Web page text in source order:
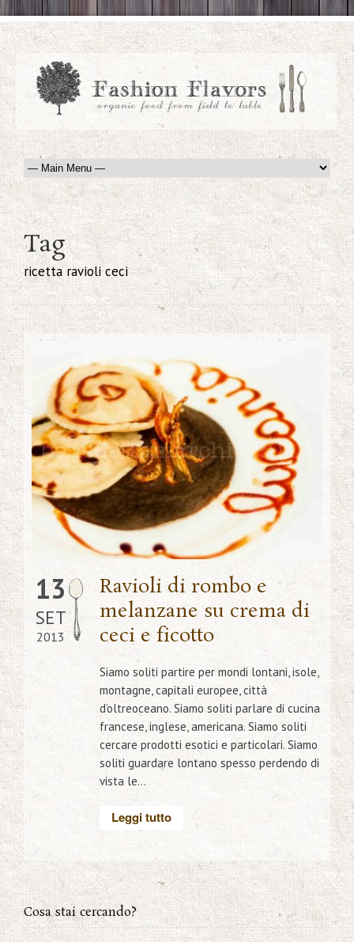
Tag
ricetta ravioli ceci
13
SET
2013
Ravioli di rombo e
melanzane su crema di
ceci e ficotto
Siamo soliti partire per mondi lontani, isole,
montagne, capitali europee, città
d’oltreoceano. Siamo soliti parlare di cucina
francese, inglese, americana. Siamo soliti
cercare prodotti esotici e particolari. Siamo
soliti guardare lontano spesso perdendo di
vista le...
Leggi tutto
Cosa stai cercando?